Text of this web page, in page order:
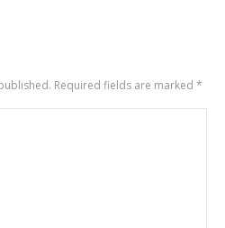
Required fields are marked *